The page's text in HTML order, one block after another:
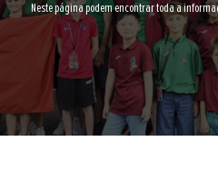
Neste página podem encontrar toda a